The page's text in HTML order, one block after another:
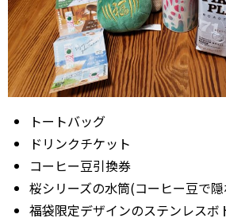
トートバッグ
ドリンクチケット
コーヒー豆引換券
桜シリーズの水筒(コーヒー豆で
福袋限定デザインのステンレスボ